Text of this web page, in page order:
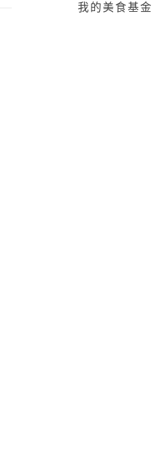
我的美食基金